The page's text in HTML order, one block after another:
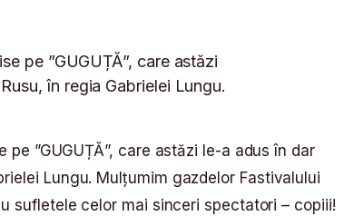
pe ”GUGUȚĂ”, care astăzi
în regia Gabrielei Lungu.
”GUGUȚĂ”, care astăzi le-a adus în dar
Lungu. Mulțumim gazdelor Fastivalului
sufletele celor mai sinceri spectatori – copiii!